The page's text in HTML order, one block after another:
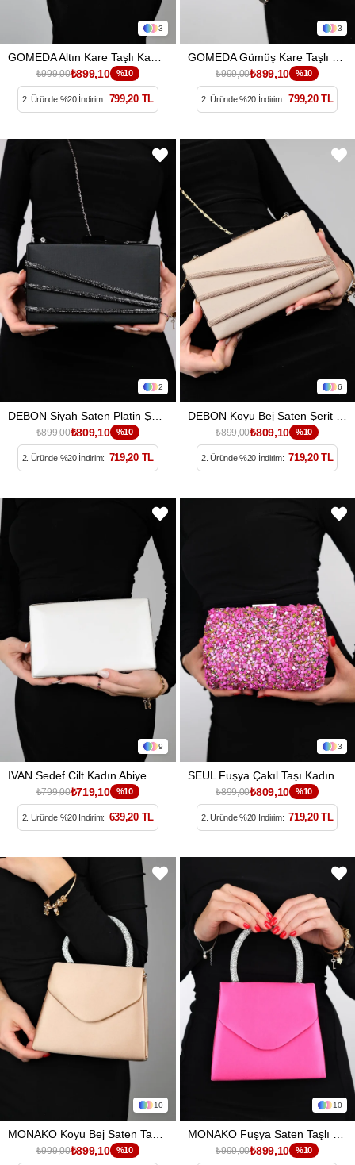
3
₺999,00₺899,10 %10
2. Üründe %20 İndirim: 799,20 TL
3
₺999,00₺899,10 %10
2. Üründe %20 İndirim: 799,20 TL
2
DEBON Siyah Saten Platin Şerit Taşlı Kadın Abiye Çanta
₺899,00₺809,10 %10
2. Üründe %20 İndirim: 719,20 TL
6
DEBON Koyu Bej Saten Şerit Taşlı Kadın Abiye Çanta
₺899,00₺809,10 %10
2. Üründe %20 İndirim: 719,20 TL
9
₺799,00₺719,10 %10
2. Üründe %20 İndirim: 639,20 TL
3
₺899,00₺809,10 %10
2. Üründe %20 İndirim: 719,20 TL
10
₺999,00₺899,10 %10
10
₺999,00₺899,10 %10